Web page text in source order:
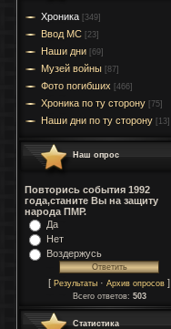
Хроника [349]
Ввод МC [23]
Наши дни [69]
Музей войны [87]
Фото погибших [466]
Хроника по ту сторону [75]
Наши дни по ту сторону [13]
Наш опрос
Повторись события 1992
года,станите Вы на защиту
народа ПМР.
Да
Нет
Воздержусь
[ Результаты · Архив опросов ]
Всего ответов: 503
Статистика